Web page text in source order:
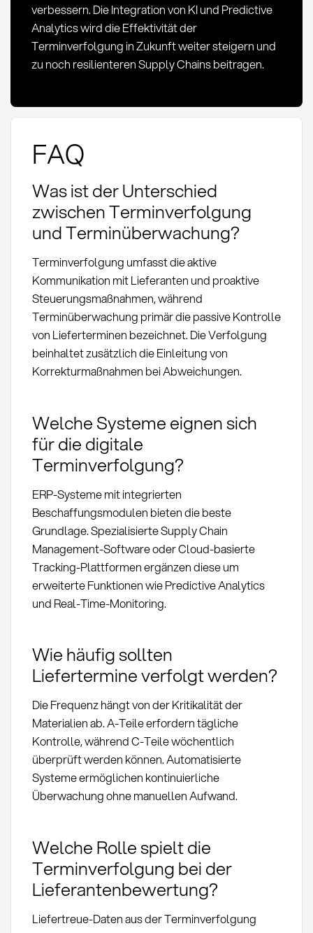
verbessern. Die Integration von KI und Predictive
Analytics wird die Effektivität der
Terminverfolgung in Zukunft weiter steigern und
zu noch resilienteren Supply Chains beitragen.
FAQ
Was ist der Unterschied
zwischen Terminverfolgung
und Terminüberwachung?
Terminverfolgung umfasst die aktive
Kommunikation mit Lieferanten und proaktive
Steuerungsmaßnahmen, während
Terminüberwachung primär die passive Kontrolle
von Lieferterminen bezeichnet. Die Verfolgung
beinhaltet zusätzlich die Einleitung von
Korrekturmaßnahmen bei Abweichungen.
Welche Systeme eignen sich
für die digitale
Terminverfolgung?
ERP-Systeme mit integrierten
Beschaffungsmodulen bieten die beste
Grundlage. Spezialisierte Supply Chain
Management-Software oder Cloud-basierte
Tracking-Plattformen ergänzen diese um
erweiterte Funktionen wie Predictive Analytics
und Real-Time-Monitoring.
Wie häufig sollten
Liefertermine verfolgt werden?
Die Frequenz hängt von der Kritikalität der
Materialien ab. A-Teile erfordern tägliche
Kontrolle, während C-Teile wöchentlich
überprüft werden können. Automatisierte
Systeme ermöglichen kontinuierliche
Überwachung ohne manuellen Aufwand.
Welche Rolle spielt die
Terminverfolgung bei der
Lieferantenbewertung?
Liefertreue-Daten aus der Terminverfolgung